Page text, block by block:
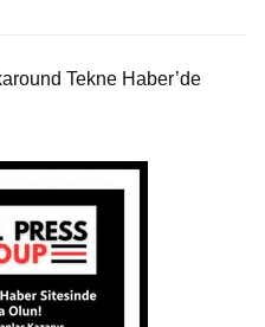
Tekne Haber’de